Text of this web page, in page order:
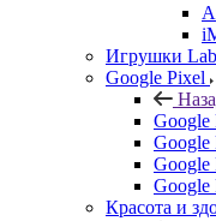
Игрушки
Google Pixel
Google
Google
Google
Google
Красота и